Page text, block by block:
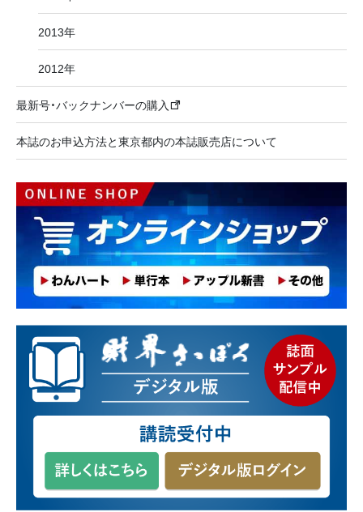
2013年
2012年
最新号・バックナンバーの購入
本誌のお申込方法と東京都内の本誌販売店について